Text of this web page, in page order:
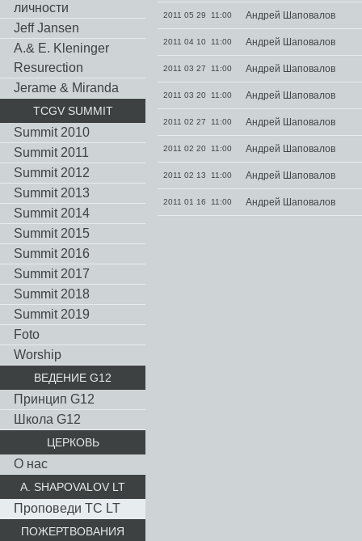
личности
Jeff Jansen
A.& E. Kleninger
Resurection
Jerame & Miranda
TCGV SUMMIT
Summit 2010
Summit 2011
Summit 2012
Summit 2013
Summit 2014
Summit 2015
Summit 2016
Summit 2017
Summit 2018
Summit 2019
Foto
Worship
ВЕДЕНИЕ G12
Принцип G12
Школа G12
ЦЕРКОВЬ
О нас
A. SHAPOVALOV LT
Проповеди TC LT
ПОЖЕРТВОВАНИЯ
2011 05 29 11:00 Андрей Шаповалов
2011 04 10 11:00 Андрей Шаповалов
2011 03 27 11:00 Андрей Шаповалов
2011 03 20 11:00 Андрей Шаповалов
2011 02 27 11:00 Андрей Шаповалов
2011 02 20 11:00 Андрей Шаповалов
2011 02 13 11:00 Андрей Шаповалов
2011 01 16 11:00 Андрей Шаповалов